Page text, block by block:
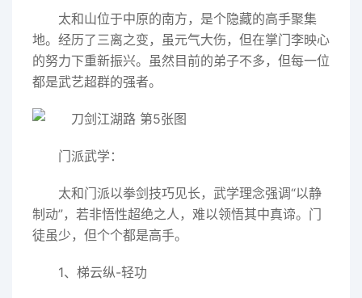
太和山位于中原的南方，是个隐藏的高手聚集
地。经历了三离之变，虽元气大伤，但在掌门李映心
的努力下重新振兴。虽然目前的弟子不多，但每一位
都是武艺超群的强者。
门派武学：
太和门派以拳剑技巧见长，武学理念强调“以静
制动”，若非悟性超绝之人，难以领悟其中真谛。门
徒虽少，但个个都是高手。
1、梯云纵-轻功